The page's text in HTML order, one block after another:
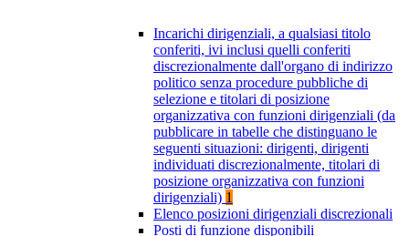
Incarichi dirigenziali, a qualsiasi titolo
conferiti, ivi inclusi quelli conferiti
discrezionalmente dall'organo di indirizzo
politico senza procedure pubbliche di
selezione e titolari di posizione
organizzativa con funzioni dirigenziali (da
pubblicare in tabelle che distinguano le
seguenti situazioni: dirigenti, dirigenti
individuati discrezionalmente, titolari di
posizione organizzativa con funzioni
dirigenziali) 1
Elenco posizioni dirigenziali discrezionali
Posti di funzione disponibili